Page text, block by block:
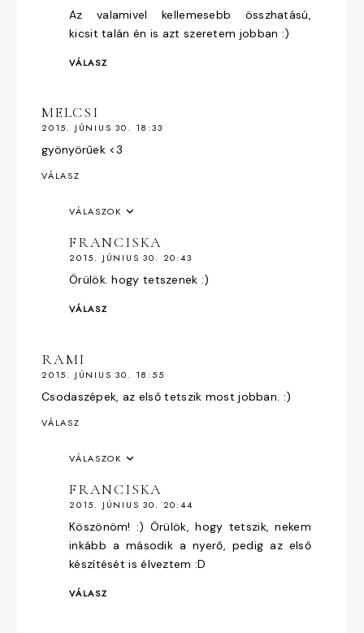
Az valamivel kellemesebb összhatású,
kicsit talán én is azt szeretem jobban :)
VÁLASZ
MELCSI
2015. JÚNIUS 30. 18:33
gyönyörűek <3
VÁLASZ
VÁLASZOK
FRANCISKA
2015. JÚNIUS 30. 20:43
Örülök. hogy tetszenek :)
VÁLASZ
RAMI
2015. JÚNIUS 30. 18:55
Csodaszépek, az első tetszik most jobban. :)
VÁLASZ
VÁLASZOK
FRANCISKA
2015. JÚNIUS 30. 20:44
Köszönöm! :) Örülök, hogy tetszik, nekem
inkább a második a nyerő, pedig az első
készítését is élveztem :D
VÁLASZ